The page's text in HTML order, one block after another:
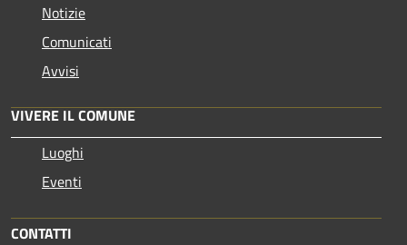
Notizie
Comunicati
Avvisi
VIVERE IL COMUNE
Luoghi
Eventi
CONTATTI